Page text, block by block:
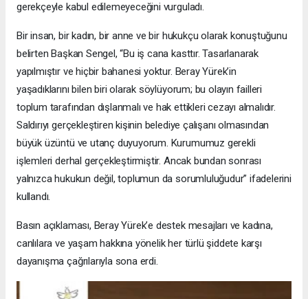
gerekçeyle kabul edilemeyeceğini vurguladı.
Bir insan, bir kadın, bir anne ve bir hukukçu olarak konuştuğunu
belirten Başkan Sengel, “Bu iş cana kasttır. Tasarlanarak
yapılmıştır ve hiçbir bahanesi yoktur. Beray Yürek’in
yaşadıklarını bilen biri olarak söylüyorum; bu olayın failleri
toplum tarafından dışlanmalı ve hak ettikleri cezayı almalıdır.
Saldırıyı gerçekleştiren kişinin belediye çalışanı olmasından
büyük üzüntü ve utanç duyuyorum. Kurumumuz gerekli
işlemleri derhal gerçekleştirmiştir. Ancak bundan sonrası
yalnızca hukukun değil, toplumun da sorumluluğudur” ifadelerini
kullandı.
Basın açıklaması, Beray Yürek’e destek mesajları ve kadına,
canlılara ve yaşam hakkına yönelik her türlü şiddete karşı
dayanışma çağrılarıyla sona erdi.